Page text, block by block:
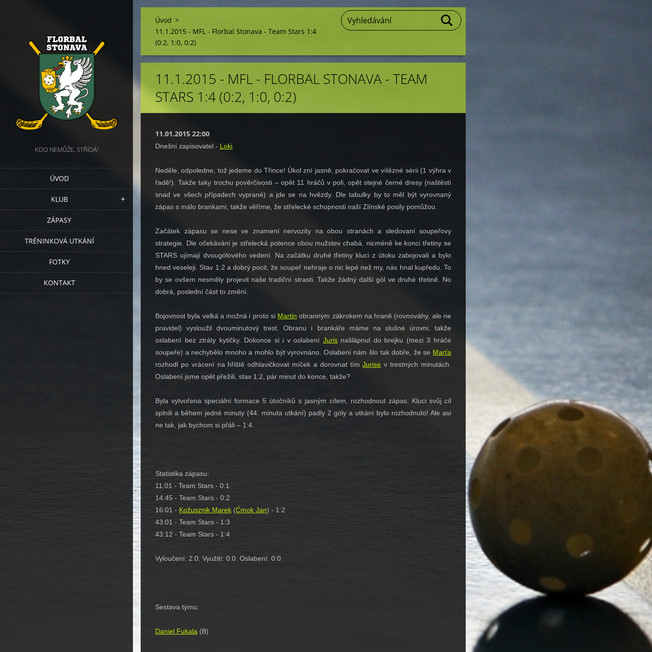
KDO NEMŮŽE, STŘÍDÁ!
ÚVOD
KLUB
ZÁPASY
TRÉNINKOVÁ UTKÁNÍ
FOTKY
KONTAKT
Úvod >
11.1.2015 - MFL - Florbal Stonava - Team Stars 1:4
(0:2, 1:0, 0:2)
11.1.2015 - MFL - FLORBAL STONAVA - TEAM
STARS 1:4 (0:2, 1:0, 0:2)
11.01.2015 22:00
Dnešní zapisovatel - Loki
Neděle, odpoledne, tož jedeme do Třince! Úkol zní jasně, pokračovat ve vítězné sérii (1 výhra v
řadě!). Takže taky trochu pověrčivosti – opět 11 hráčů v poli, opět stejné černé dresy (naštěstí
snad ve všech případech vyprané) a jde se na hvězdy. Dle tabulky by to měl být vyrovnaný
zápas s málo brankami, takže věříme, že střelecké schopnosti naší Zlínské posily pomůžou.
Začátek zápasu se nese ve znamení nervozity na obou stranách a sledovaní soupeřovy
strategie. Dle očekávání je střelecká potence obou mužstev chabá, nicméně ke konci třetiny se
STARS ujímají dvougólového vedení. Na začátku druhé třetiny kluci z útoku zabojovali a bylo
hned veseleji. Stav 1:2 a dobrý pocit, že soupeř nehraje o nic lepé než my, nás hnal kupředu. To
by se ovšem nesměly projevit naše tradiční strasti. Takže žádný další gól ve druhé třetině. No
dobrá, poslední část to změní.
Bojovnost byla velká a možná i proto si Martin obranným zákrokem na hraně (rovnováhy, ale ne
pravidel) vysloužil dvouminutový trest. Obranu i brankáře máme na slušné úrovni, takže
oslabení bez ztráty kytičky. Dokonce si i v oslabení Jurisnašlápnul do brejku (mezi 3 hráče
soupeře) a nechybělo mnoho a mohlo být vyrovnáno. Oslabení nám šlo tak dobře, že se Marťa
rozhodl po vrácení na hřiště odhlavičkovat míček a dorovnat tímJurise v trestných minutách.
Oslabení jsme opět přežili, stav 1:2, pár minut do konce, takže?
Byla vytvořena speciální formace 5 útočníků s jasným cílem, rozhodnout zápas. Kluci svůj cíl
splnili a během jedné minuty (44. minuta utkání) padly 2 góly a utkání bylo rozhodnuto! Ale asi
ne tak, jak bychom si přáli – 1:4.
Statistika zápasu:
11:01 - Team Stars - 0:1
14:45 - Team Stars - 0:2
16:01 - Kožusznik Marek (Ćmok Jan) - 1:2
43:01 - Team Stars - 1:3
43:12 - Team Stars - 1:4
Vyloučení: 2:0. Využití: 0:0. Oslabení: 0:0.
Sestava týmu:
Daniel Fukala (B)